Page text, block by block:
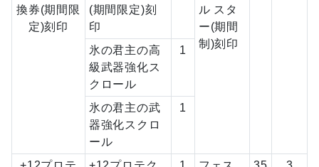
換券(期間限
定)刻印
(期間限定)刻
印
ル スタ
ー(期間
制)刻印
氷の君主の高
級武器強化ス
クロール
1
氷の君主の武
器強化スクロ
ール
1